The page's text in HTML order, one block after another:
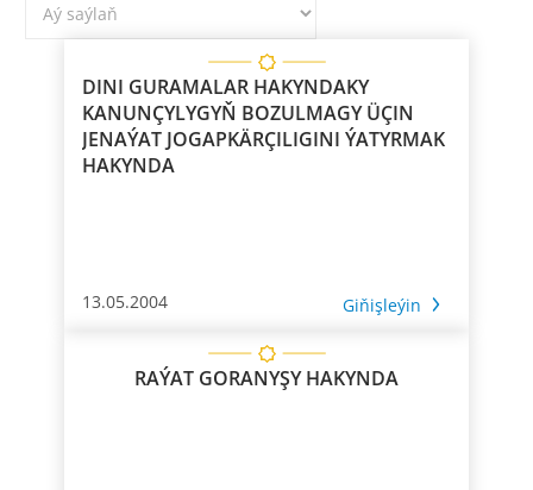
DINI GURAMALAR HAKYNDAKY
KANUNÇYLYGYŇ BOZULMAGY ÜÇIN
JENAÝAT JOGAPKÄRÇILIGINI ÝATYRMAK
HAKYNDA
13.05.2004 Giňişleýin
RAÝAT GORANYŞY HAKYNDA